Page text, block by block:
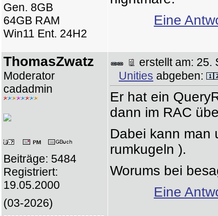
Gen. 8GB
64GB RAM
Win11 Ent. 24H2
Eine
ThomasZwatz
Moderator
cadadmin
Beiträge: 5484
Registriert:
19.05.2000
(03-2026)
erstellt am:
Unities abgeben:
Er hat ein
dann im RAC
Dabei kann man
rumkugeln ).
Worums bei
Eine